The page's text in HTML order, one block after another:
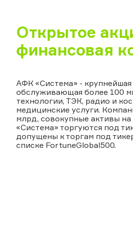
Открытое
финансовая
АФК «Система» -
обслуживающая более 100
технологии, ТЭК, радио и
медицинские услуги.
млрд, совокупные активы
«Система» торгуются под
допущены к торгам под
списке FortuneGlobal500.